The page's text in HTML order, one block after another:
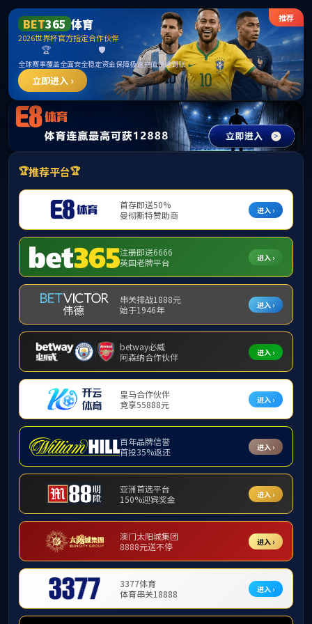
中国·必威(bw·西汉姆联)有限公司-Official
website
提示：访问地址无效，yjszs/http:/278找不到对应的栏目！
首页 关闭此页